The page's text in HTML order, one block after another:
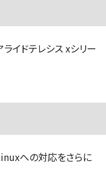
イドテレシス xシリー
への対応をさらに